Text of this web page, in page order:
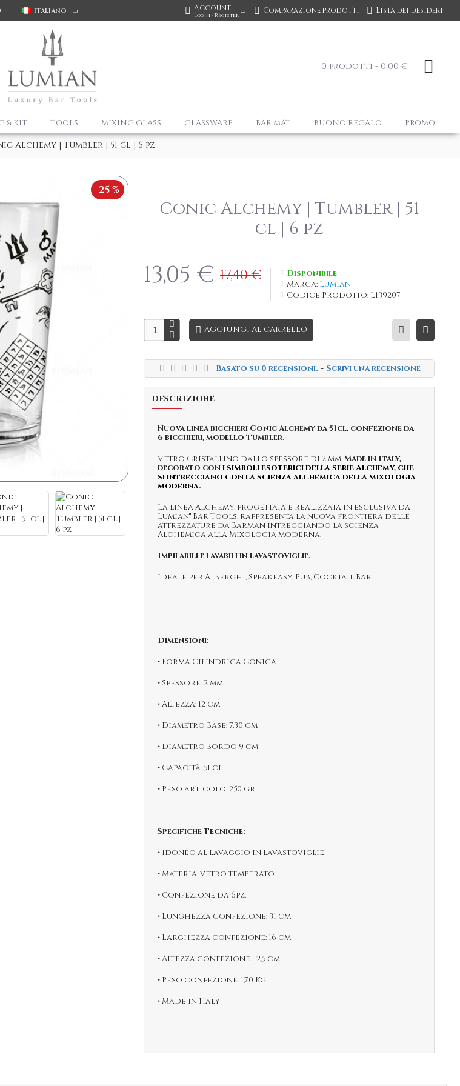
ITALIANO Account
Login / Register
Comparazione prodotti Lista dei desideri
0 prodotti - 0,00 €
& KIT TOOLS MIXING GLASS GLASSWARE BAR MAT BUONO REGALO PROMO
Alchemy | Tumbler | 51 cl | 6 pz
-25 %
Conic Alchemy | Tumbler | 51
cl | 6 pz
Basato su 0 recensioni. - Scrivi una recensione
13,05 € 17,40 €
Disponibile
Marca: Lumian
Codice Prodotto: L139207
AGGIUNGI AL CARRELLO
DESCRIZIONE
Nuova linea bicchieri Conic Alchemy da 51cl, confezione da
6 bicchieri, modello Tumbler.
Vetro Cristallino dallo spessore di 2 mm,Made in Italy,
decorato coni simboli esotericidella serie Alchemy, che
si intrecciano con la scienza alchemica della mixologia
moderna.
La linea Alchemy, progettata e realizzata in esclusiva da
Lumian® Bar Tools, rappresenta la nuova frontiera delle
attrezzature da Barman intrecciando la scienza
Alchemica alla Mixologia moderna.
Impilabili e lavabili in lavastoviglie.
Ideale per Alberghi, Speakeasy, Pub, Cocktail Bar.
Dimensioni:
• Forma Cilindrica Conica
• Spessore: 2 mm
• Altezza: 12 cm
• Diametro Base: 7,30 cm
• Diametro Bordo 9 cm
• Capacità: 51 cl
• Peso articolo: 250 gr
Specifiche Tecniche:
• Idoneo al lavaggio in lavastoviglie
• Materia: vetro temperato
• Confezione da 6pz.
• Lunghezza confezione: 31 cm
• Larghezza confezione: 16 cm
• Altezza confezione: 12,5 cm
• Peso confezione: 1,70 Kg
• Made in Italy